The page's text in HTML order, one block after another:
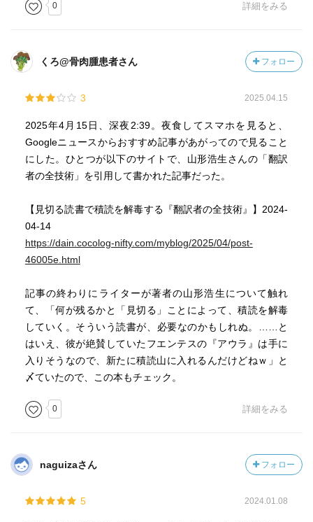
0 詳細をみる
くろ@骨肉腫患者さん フォロー
3 2025.04.15
2025年4月15日、深夜2:39。夜食してスマホを見ると、
Googleニュースからおすすめ記事があがってので見ること
にした。ひとつが以下のサイトで、山形浩生さんの「翻訳
者の全技術」を引用して書かれた記事だった。
【見切る読書で積読を解毒する『翻訳者の全技術』】2024-
04-14
https://dain.cocolog-nifty.com/myblog/2025/04/post-
46005e.html
記事の終わりにライターが著者の山形浩生について触れ
て、「何が残るかと「見切る」ことによって、積読を解毒
していく。そういう読書が、必要なのかもしれぬ。……と
はいえ、彼が絶賛していたフエンテスの『アウラ』は手に
入りそうなので、新たに積読山に入れるんだけどねｗ」と
〆ていたので、この本もチェック。
0 詳細をみる
naguizaさん フォロー
5 2024.01.08